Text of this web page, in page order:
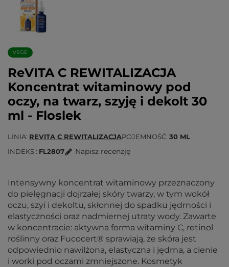
VEGE
ReVITA C REWITALIZACJA
Koncentrat witaminowy pod
oczy, na twarz, szyję i dekolt 30
ml - Floslek
LINIA REVITA C REWITALIZACJAPOJEMNOŚĆ 30 ML
INDEKS
FL2807 Napisz recenzję
Intensywny koncentrat witaminowy przeznaczony
do pielęgnacji dojrzałej skóry twarzy, w tym wokół
oczu, szyi i dekoltu, skłonnej do spadku jędrności i
elastyczności oraz nadmiernej utraty wody. Zawarte
w koncentracie: aktywna forma witaminy C, retinol
roślinny oraz Fucocert® sprawiają, że skóra jest
odpowiednio nawilżona, elastyczna i jędrna, a cienie
i worki pod oczami zmniejszone. Kosmetyk